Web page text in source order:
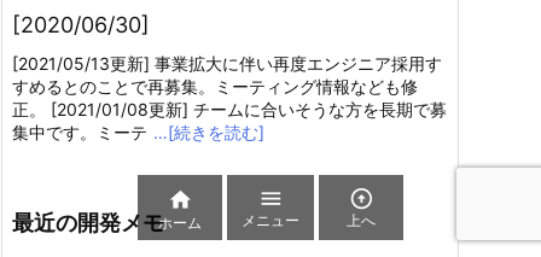
[2020/06/30]
[2021/05/13更新] 事業拡大に伴い再度エンジニア採用す
すめるとのことで再募集。ミーティング情報なども修
正。 [2021/01/08更新] チームに合いそうな方を長期で募
集中です。ミーテ …[続きを読む]
最近の開発メモ

ホーム

メニュー

上へ